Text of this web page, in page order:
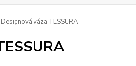
Designová váza TESSURA